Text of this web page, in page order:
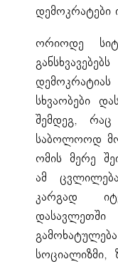
დემოკრატები
ორიოდე
სხვაობები
შემდეგ,
საბოლოოდ
ომის მერე
ამ
კარგად
სოციალიზმი,